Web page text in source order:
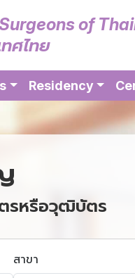
of
ศไทย
Residency
รหรือวุฒิบัตร
สาขา